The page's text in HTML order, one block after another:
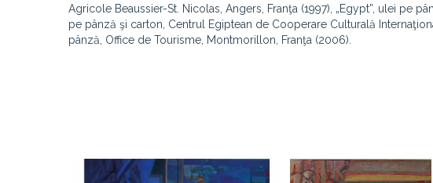
Agricole Beaussier-St. Nicolas, Angers, Franţa (1997), „Egypt”, ulei pe
pe pânză şi carton, Centrul Egiptean de Cooperare Culturală
pânză, Office de Tourisme, Montmorillon, Franţa (2006).